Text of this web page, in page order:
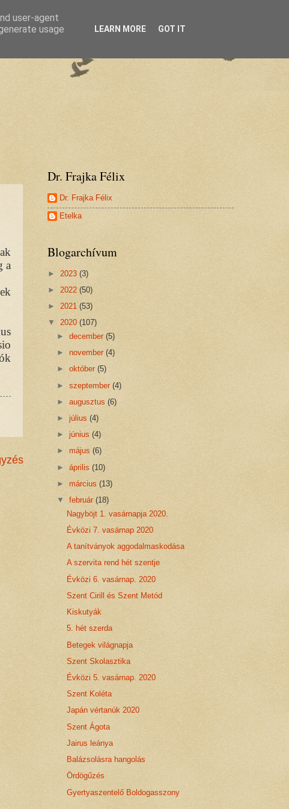
a
Dr. Frajka Félix
Dr. Frajka Félix
Etelka
Blogarchívum
► 2023 (3)
► 2022 (50)
► 2021 (53)
▼ 2020 (107)
►december(5)
►november(4)
►október(5)
►szeptember(4)
►augusztus(6)
►július(4)
►június(4)
►május(6)
►április(10)
►március(13)
▼február(18)
Nagyböjt 1. vasárnapja 2020.
Évközi 7. vasárnap 2020
A tanítványok aggodalmaskodása
A szervita rend hét szentje
Évközi 6. vasárnap. 2020
Szent Cirill és Szent Metód
Kiskutyák
5. hét szerda
Betegek világnapja
Szent Skolasztika
Évközi 5. vasárnap. 2020
Szent Koléta
Japán vértanúk 2020
Szent Ágota
Jairus leánya
Balázsolásra hangolás
Ördögűzés
Gyertyaszentelő Boldogasszony
user-agent
usage
LEARN MORE GOT IT